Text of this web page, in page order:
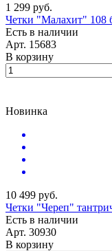
1 299 руб.
Четки "Малахит" 108
Есть в наличии
Арт. 15683
В корзину
Новинка
10 499 руб.
Четки "Череп"
Есть в наличии
Арт. 30930
В корзину